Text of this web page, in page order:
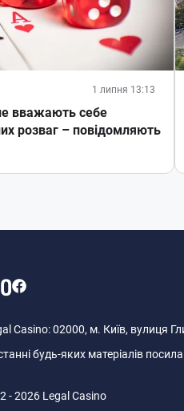
1 липня 13:13
вважають себе
розваг – повідомляють
Casino: 02000, м. Київ, вулиця
будь-яких матеріалів
- 2026 Legal Casino